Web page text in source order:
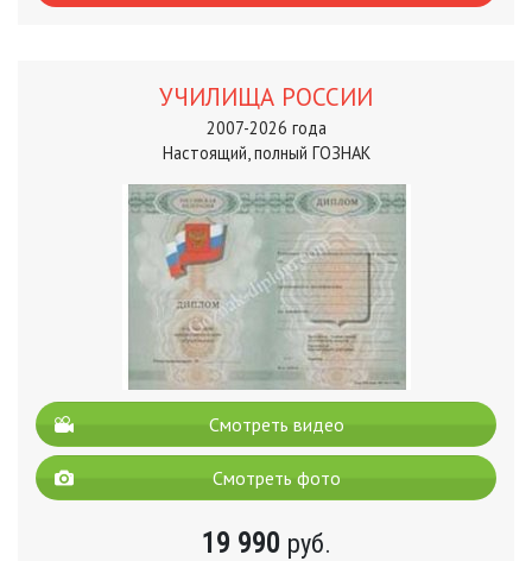
УЧИЛИЩА РОССИИ
2007-2026 года
Настоящий, полный ГОЗНАК
Смотреть видео
Смотреть фото
19 990 руб.